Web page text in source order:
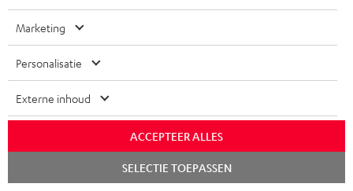
a
t
e
n
f
o
r
m
i
g
l
o
s
s
r
y
n
t
a
c
t
f
Ma–vr 09:00–17:00 uur.
Weekend & Duitse feestdagen gesloten
Teufel support
Hier vind je
Marketing
Personalisatie
Externe inhoud
ACCEPTEER ALLES
SELECTIE TOEPASSEN